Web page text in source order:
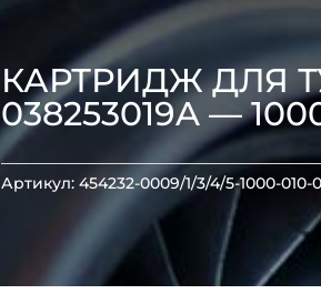
КАРТРИДЖ ДЛЯ
038253019A —
Артикул:454232-0009/1/3/4/5-1000-010-